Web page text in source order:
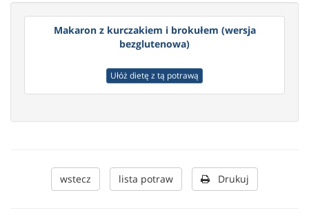
Makaron z kurczakiem i brokułem (wersja
bezglutenowa)
Ułóż dietę z tą potrawą
wstecz lista potraw Drukuj